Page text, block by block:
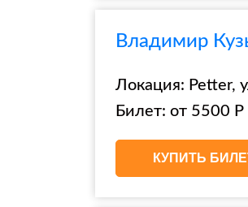
Владимир
Локация: Petter,
Билет: от 5500 Р
КУПИТЬ